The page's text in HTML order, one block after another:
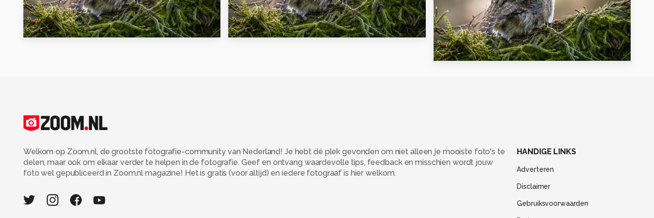
6 3
7
Welkom op Zoom.nl, de grootste fotografie-community van Nederland! Je hebt dé plek gevonden om niet alleen je mooiste foto's te
delen, maar ook om elkaar verder te helpen in de fotografie. Geef en ontvang waardevolle tips, feedback en misschien wordt jouw
foto wel gepubliceerd in Zoom.nl magazine! Het is gratis (voor altijd) en iedere fotograaf is hier welkom.
HANDIGE LINKS
Adverteren
Disclaimer
Gebruiksvoorwaarden